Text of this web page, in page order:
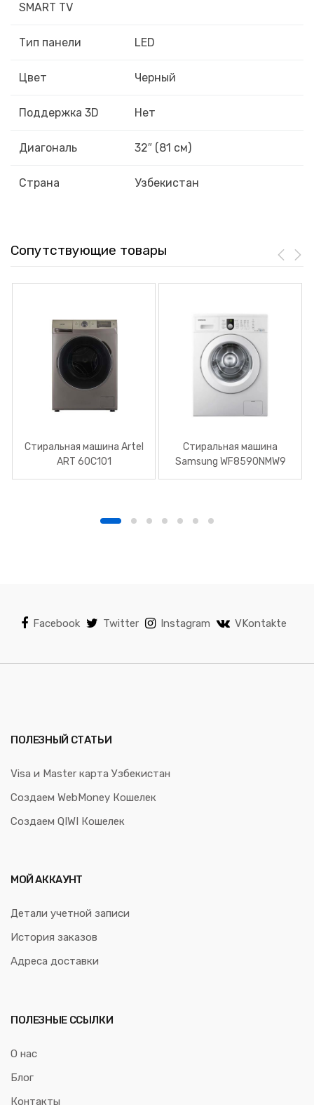
SMART TV
Тип панели LED
Цвет Черный
Поддержка 3D Нет
Диагональ 32″ (81 см)
Страна Узбекистан
Сопутствующие товары
Стиральная машина Artel
ART 60С101
Стиральная машинa
Samsung WF8590NMW9
Facebook Twitter Instagram VKontakte
ПОЛЕЗНЫЙ СТАТЬИ
Visa и Master карта Узбекистан
Создаем WebMoney Кошелек
Создаем QIWI Кошелек
МОЙ АККАУНТ
Детали учетной записи
История заказов
Адреса доставки
ПОЛЕЗНЫЕ ССЫЛКИ
О нас
Блог
Контакты